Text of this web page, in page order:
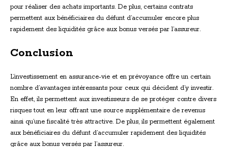
pour réaliser des achats importants. De plus, certains contrats
permettent aux bénéficiaires du défunt d’accumuler encore plus
rapidement des liquidités grâce aux bonus versés par l’assureur.
Conclusion
L’investissement en assurance-vie et en prévoyance offre un certain
nombre d’avantages intéressants pour ceux qui décident d’y investir.
En effet, ils permettent aux investisseurs de se protéger contre divers
risques tout en leur offrant une source supplémentaire de revenus
ainsi qu’une fiscalité très attractive. De plus, ils permettent également
aux bénéficiaires du défunt d’accumuler rapidement des liquidités
grâce aux bonus versés par l’assureur.